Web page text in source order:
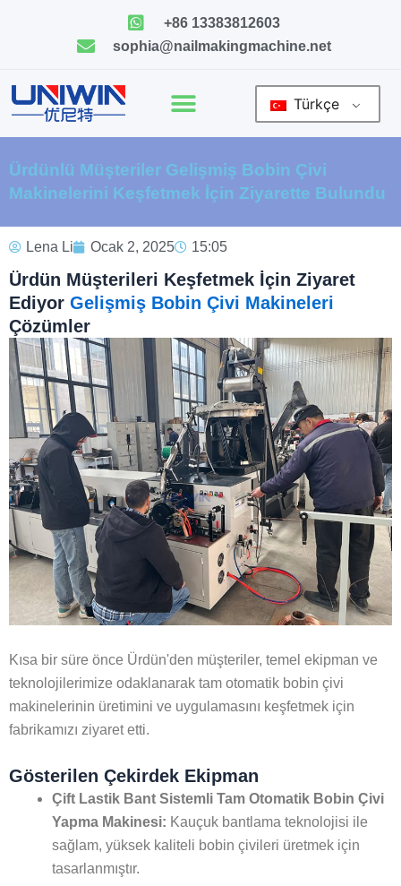
+86 13383812603
sophia@nailmakingmachine.net
Türkçe
Ürdünlü Müşteriler Gelişmiş Bobin Çivi
Makinelerini Keşfetmek İçin Ziyarette Bulundu
Lena Li Ocak 2, 2025 15:05
Ürdün Müşterileri Keşfetmek İçin Ziyaret
Ediyor Gelişmiş Bobin Çivi Makineleri
Çözümler
Kısa bir süre önce Ürdün'den müşteriler, temel ekipman ve
teknolojilerimize odaklanarak tam otomatik bobin çivi
makinelerinin üretimini ve uygulamasını keşfetmek için
fabrikamızı ziyaret etti.
Gösterilen Çekirdek Ekipman
Çift Lastik Bant Sistemli Tam Otomatik Bobin Çivi
Yapma Makinesi: Kauçuk bantlama teknolojisi ile
sağlam, yüksek kaliteli bobin çivileri üretmek için
tasarlanmıştır.